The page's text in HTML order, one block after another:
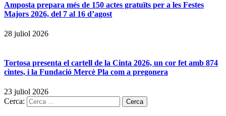
Amposta prepara més de 150 actes gratuïts per a les Festes
Majors 2026, del 7 al 16 d’agost
28 juliol 2026
Tortosa presenta el cartell de la Cinta 2026, un cor fet amb 874
cintes, i la Fundació Mercè Pla com a pregonera
23 juliol 2026
Cerca: